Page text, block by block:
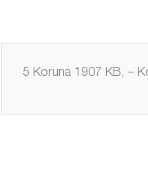
5 Koruna 1907 KB, –